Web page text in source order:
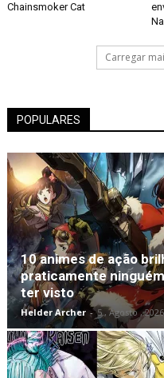
Chainsmoker Cat
Carregar
POPULARES
10 animes de ação
praticamente
ter visto
Helder Archer - 5 , Agosto , 2026